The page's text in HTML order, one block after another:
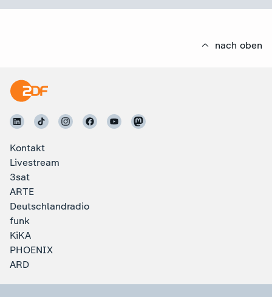
nach oben
Kontakt
Livestream
3sat
ARTE
Deutschlandradio
funk
KiKA
PHOENIX
ARD